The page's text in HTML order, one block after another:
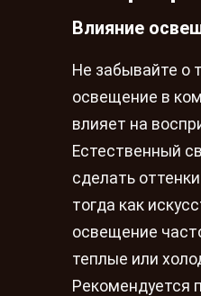
Влияние
Не забывайте о
освещение в
влияет на
Естественный
сделать
тогда как
освещение
теплые или
Рекомендуется